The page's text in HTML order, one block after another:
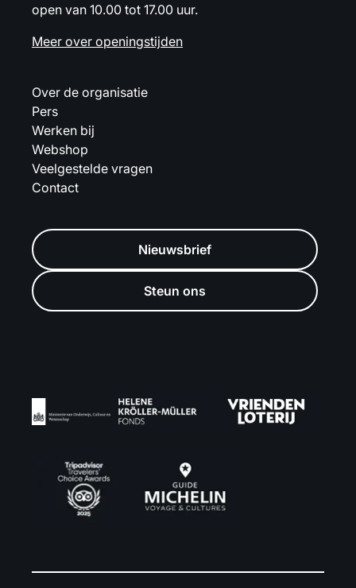
open van 10.00 tot 17.00 uur.
Meer over openingstijden
Over de organisatie
Pers
Werken bij
Webshop
Veelgestelde vragen
Contact
Nieuwsbrief
Steun ons